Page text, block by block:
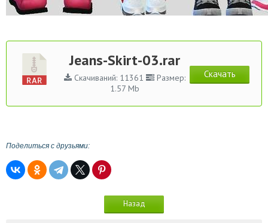
Jeans-Skirt-03.rar
Скачиваний: 11361
Размер:
1.57 Mb
Скачать
Поделиться с друзьями:
Назад